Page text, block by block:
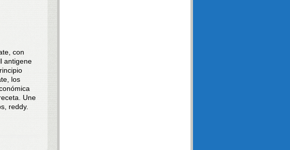
con
antigene
los
Une
reddy.